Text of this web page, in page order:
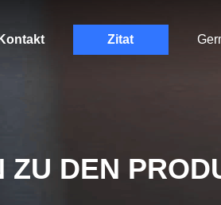
Kontakt Zitat
ZU DEN